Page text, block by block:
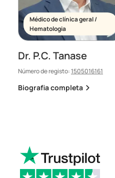
Médico de clínica geral /
Hematologia
Dr. P.C. Tanase
Número de registo:1505016161
Biografia completa